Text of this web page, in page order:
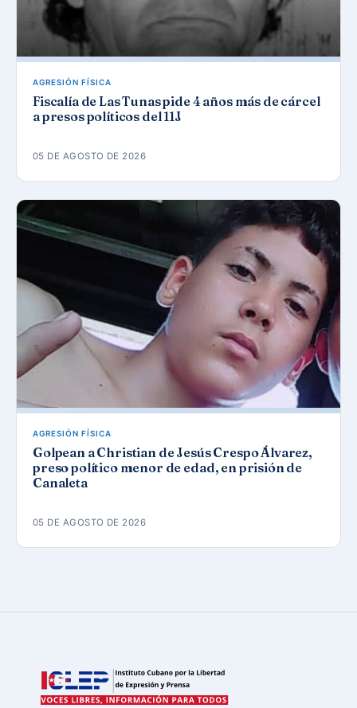
AGRESIÓN FÍSICA
Fiscalía de Las Tunas pide 4 años más de cárcel
a presos políticos del 11J
05 DE AGOSTO DE 2026
AGRESIÓN FÍSICA
Golpean a Christian de Jesús Crespo Álvarez,
preso político menor de edad, en prisión de
Canaleta
05 DE AGOSTO DE 2026